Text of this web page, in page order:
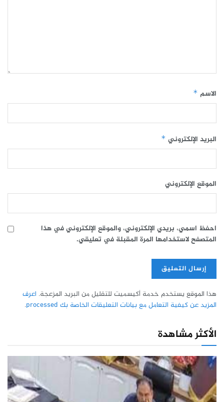
الاسم *
البريد الإلكتروني *
الموقع الإلكتروني
احفظ اسمي، بريدي الإلكتروني، والموقع الإلكتروني في هذا
المتصفح لاستخدامها المرة المقبلة في تعليقي.
هذا الموقع يستخدم خدمة أكيسميت للتقليل من البريد المزعجة. اعرف
المزيد عن كيفية التعامل مع بيانات التعليقات الخاصة بك processed
.
الأكثر مشاهدة